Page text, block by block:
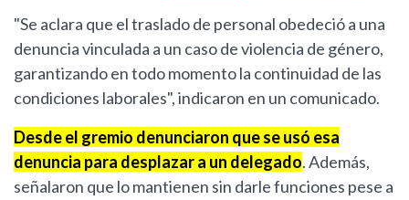
"Se aclara que el traslado de personal obedeció a una
denuncia vinculada a un caso de violencia de género,
garantizando en todo momento la continuidad de las
condiciones laborales", indicaron en un comunicado.
Desde el gremio denunciaron que se usó esa
denuncia para desplazar a un delegado. Además,
señalaron que lo mantienen sin darle funciones pese a